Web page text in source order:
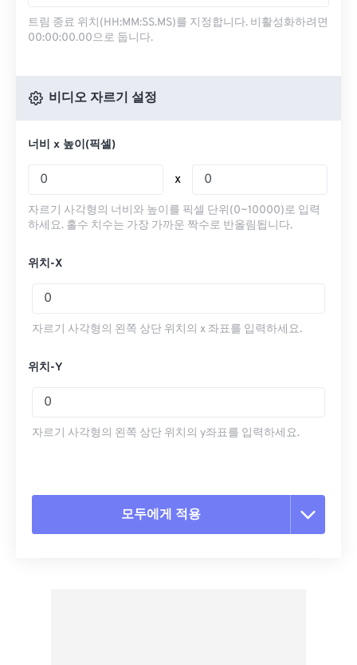
트림 종료 위치(HH:MM:SS.MS)를 지정합니다. 비활성화하려면
00:00:00.00으로 둡니다.
비디오 자르기 설정
너비 x 높이(픽셀)
x
자르기 사각형의 너비와 높이를 픽셀 단위(0~10000)로 입력
하세요. 홀수 치수는 가장 가까운 짝수로 반올림됩니다.
위치-X
자르기 사각형의 왼쪽 상단 위치의 x 좌표를 입력하세요.
위치-Y
자르기 사각형의 왼쪽 상단 위치의 y좌표를 입력하세요.
모두에게 적용